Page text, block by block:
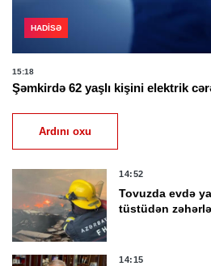
HADISƏ
15:18
Şəmkirdə 62 yaşlı kişini elektrik
Ardını oxu
14:52
Tovuzda evdə
tüstüdən
14:15